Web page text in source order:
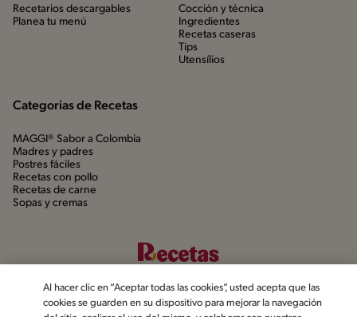
Recetarios descargables
Planea tu menú
Cocción y técnica
Ingredientes
Recetas caseras
Tips
Utensílios
Categorias de Recetas
MAGGI® Sabor a Colombia
Madres y padres
Postres fáciles
Recetas con pollo
Recetas de carne
Sopas y cremas
Al hacer clic en “Aceptar todas las cookies”, usted acepta que las
cookies se guarden en su dispositivo para mejorar la navegación